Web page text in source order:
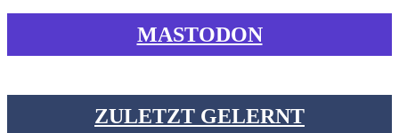
MASTODON
ZULETZT GELERNT